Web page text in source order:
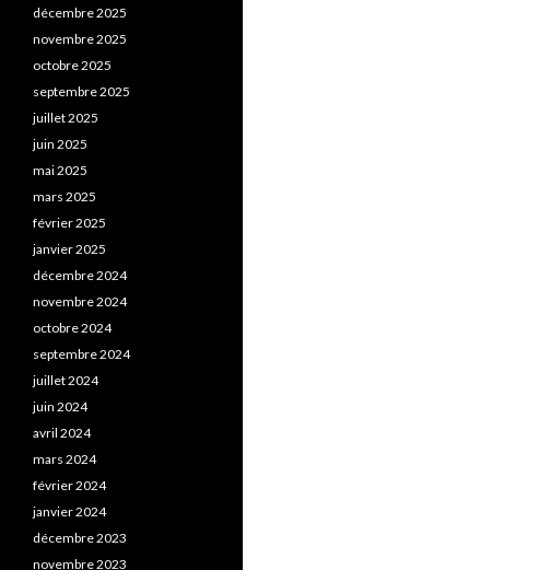
décembre 2025
novembre 2025
octobre 2025
septembre 2025
juillet 2025
juin 2025
mai 2025
mars 2025
février 2025
janvier 2025
décembre 2024
novembre 2024
octobre 2024
septembre 2024
juillet 2024
juin 2024
avril 2024
mars 2024
février 2024
janvier 2024
décembre 2023
novembre 2023